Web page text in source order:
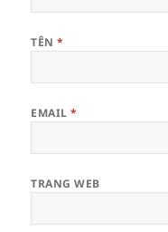
TÊN*
EMAIL*
TRANG WEB